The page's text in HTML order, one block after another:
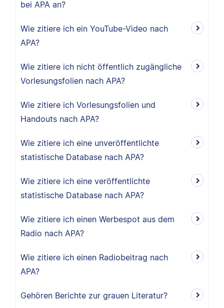
bei APA an?
Wie zitiere ich ein YouTube-Video nach
APA?
Wie zitiere ich nicht öffentlich zugängliche
Vorlesungsfolien nach APA?
Wie zitiere ich Vorlesungsfolien und
Handouts nach APA?
Wie zitiere ich eine unveröffentlichte
statistische Database nach APA?
Wie zitiere ich eine veröffentlichte
statistische Database nach APA?
Wie zitiere ich einen Werbespot aus dem
Radio nach APA?
Wie zitiere ich einen Radiobeitrag nach
APA?
Gehören Berichte zur grauen Literatur?